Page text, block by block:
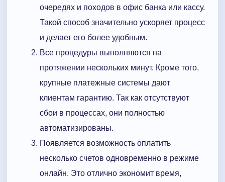
очередях и походов в офис банка или кассу.
Такой способ значительно ускоряет процесс
и делает его более удобным.
Все процедуры выполняются на
протяжении нескольких минут. Кроме того,
крупные платежные системы дают
клиентам гарантию. Так как отсутствуют
сбои в процессах, они полностью
автоматизированы.
Появляется возможность оплатить
несколько счетов одновременно в режиме
онлайн. Это отлично экономит время,